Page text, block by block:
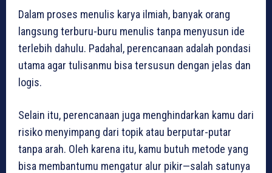
Dalam proses menulis karya ilmiah, banyak orang
langsung terburu-buru menulis tanpa menyusun ide
terlebih dahulu. Padahal, perencanaan adalah pondasi
utama agar tulisanmu bisa tersusun dengan jelas dan
logis.
Selain itu, perencanaan juga menghindarkan kamu dari
risiko menyimpang dari topik atau berputar-putar
tanpa arah. Oleh karena itu, kamu butuh metode yang
bisa membantumu mengatur alur pikir—salah satunya